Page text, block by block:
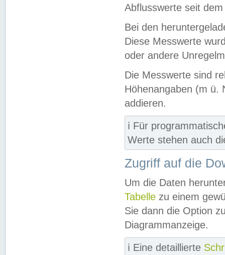
Abflusswerte seit
Bei den
Diese Messwerte
oder andere
Die Messwerte sind
Höhenangaben (m ü.
addieren.
ℹ️ Für
Werte stehen auch
Zugriff auf die
Um die Daten
Tabelle zu einem
Sie dann die Option
Diagrammanzeige.
ℹ️ Eine detaillierte